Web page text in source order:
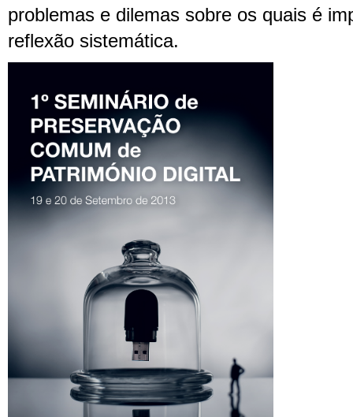
problemas e dilemas sobre os quais é
reflexão sistemática.